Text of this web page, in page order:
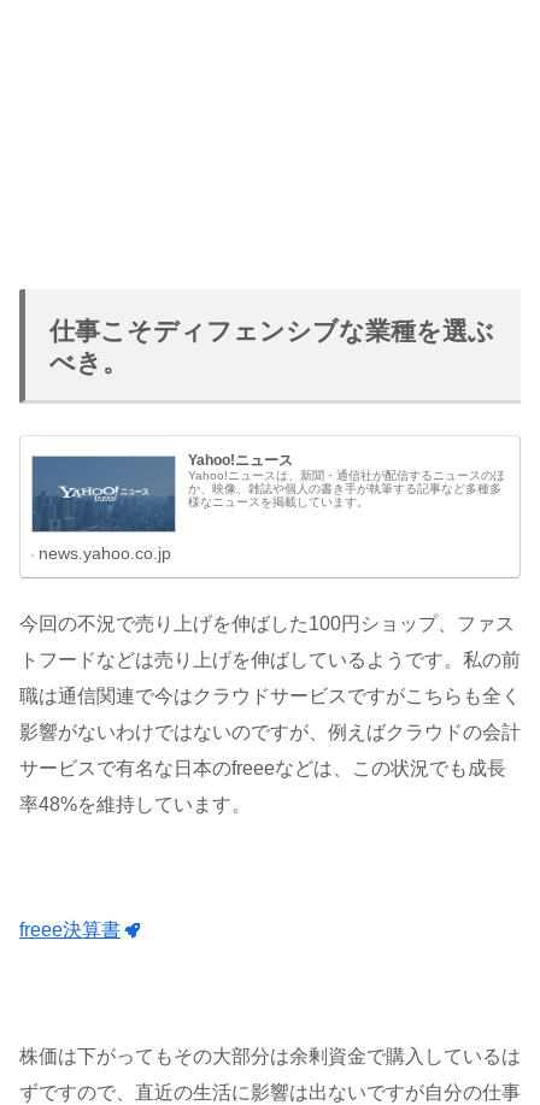
仕事こそディフェンシブな業種を選ぶ
べき。
Yahoo!ニュース
Yahoo!ニュースは、新聞・通信社が配信するニュースのほ
か、映像、雑誌や個人の書き手が執筆する記事など多種多
様なニュースを掲載しています。
news.yahoo.co.jp
今回の不況で売り上げを伸ばした100円ショップ、ファス
トフードなどは売り上げを伸ばしているようです。私の前
職は通信関連で今はクラウドサービスですがこちらも全く
影響がないわけではないのですが、例えばクラウドの会計
サービスで有名な日本のfreeeなどは、この状況でも成長
率48%を維持しています。
freee決算書
株価は下がってもその大部分は余剰資金で購入しているは
ずですので、直近の生活に影響は出ないですが自分の仕事